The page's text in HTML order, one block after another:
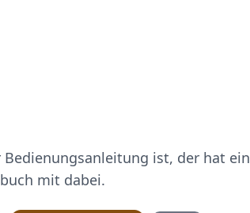
Bedienungsanleitung ist, der hat ein
mit dabei.